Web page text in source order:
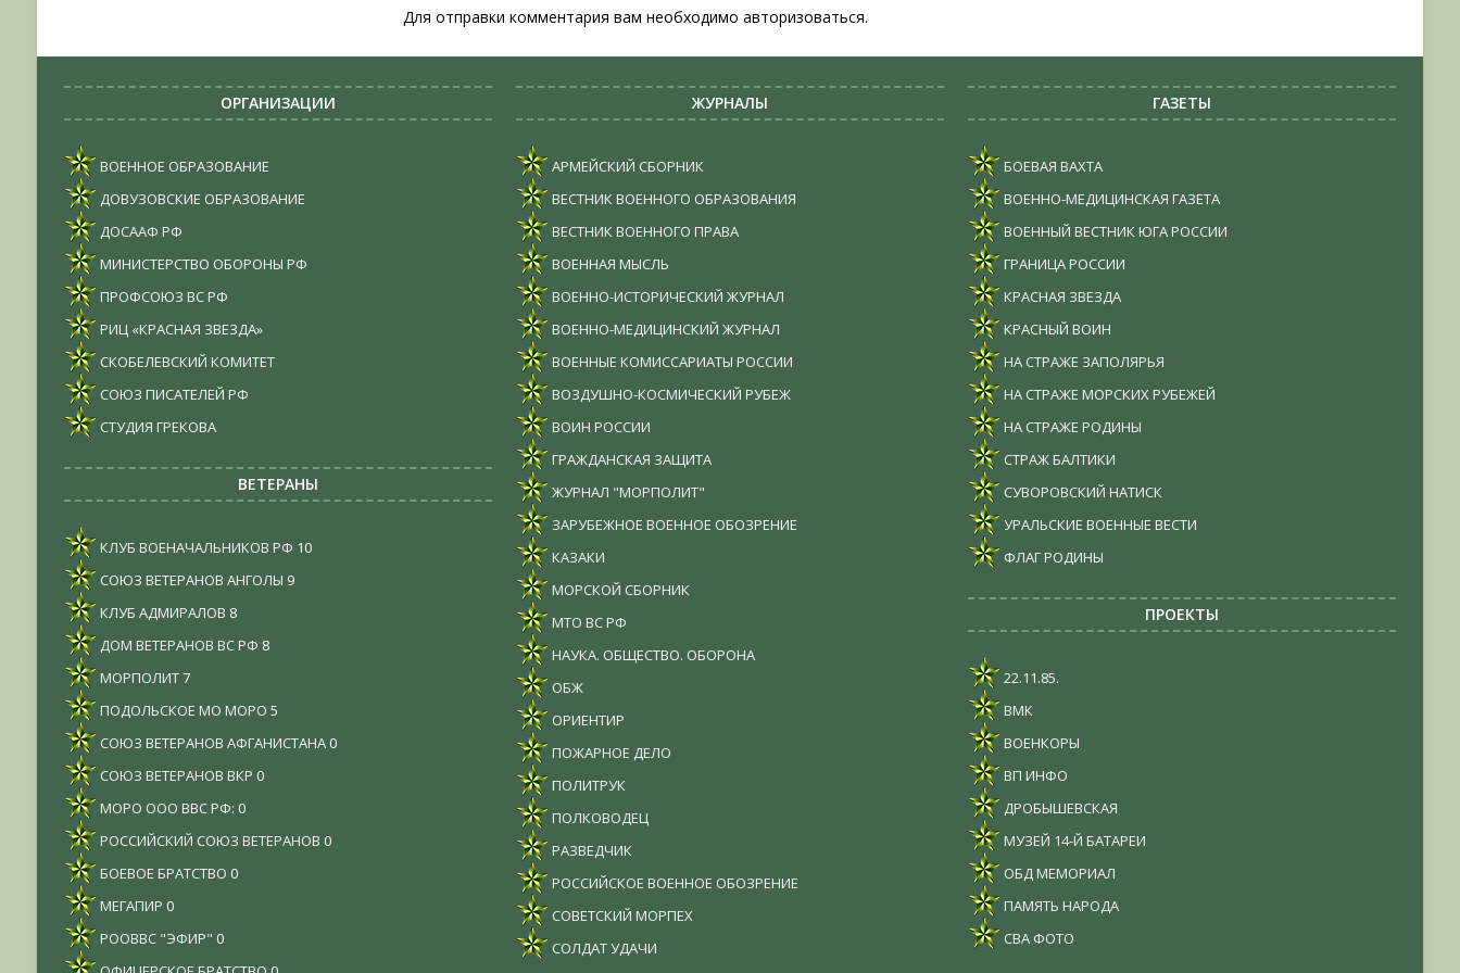
Для отправки комментария вам необходимоавторизоваться.
ОРГАНИЗАЦИИ
ВОЕННОЕ ОБРАЗОВАНИЕ
ДОВУЗОВСКИЕ ОБРАЗОВАНИЕ
ДОСААФ РФ
МИНИСТЕРСТВО ОБОРОНЫ РФ
ПРОФСОЮЗ ВС РФ
РИЦ «КРАСНАЯ ЗВЕЗДА»
СКОБЕЛЕВСКИЙ КОМИТЕТ
СОЮЗ ПИСАТЕЛЕЙ РФ
СТУДИЯ ГРЕКОВА
ВЕТЕРАНЫ
КЛУБ ВОЕНАЧАЛЬНИКОВ РФ 10
СОЮЗ ВЕТЕРАНОВ АНГОЛЫ 9
КЛУБ АДМИРАЛОВ 8
ДОМ ВЕТЕРАНОВ ВС РФ 8
МОРПОЛИТ7
ПОДОЛЬСКОЕ МО МОРО 5
СОЮЗ ВЕТЕРАНОВ АФГАНИСТАНА0
СОЮЗ ВЕТЕРАНОВ ВКР 0
МОРО ООО ВВС РФ: 0
РОССИЙСКИЙ СОЮЗ ВЕТЕРАНОВ 0
БОЕВОЕ БРАТСТВО 0
МЕГАПИР 0
РООВВС "ЭФИР" 0
ЖУРНАЛЫ
АРМЕЙСКИЙ СБОРНИК
ВЕСТНИК ВОЕННОГО ОБРАЗОВАНИЯ
ВЕСТНИК ВОЕННОГО ПРАВА
ВОЕННАЯ МЫСЛЬ
ВОЕННО-ИСТОРИЧЕСКИЙ ЖУРНАЛ
ВОЕННО-МЕДИЦИНСКИЙ ЖУРНАЛ
ВОЕННЫЕ КОМИССАРИАТЫ РОССИИ
ВОЗДУШНО-КОСМИЧЕСКИЙ РУБЕЖ
ВОИН РОССИИ
ГРАЖДАНСКАЯ ЗАЩИТА
ЖУРНАЛ "МОРПОЛИТ"
ЗАРУБЕЖНОЕ ВОЕННОЕ ОБОЗРЕНИЕ
КАЗАКИ
МОРСКОЙ СБОРНИК
МТО ВС РФ
НАУКА. ОБЩЕСТВО. ОБОРОНА
ОБЖ
ОРИЕНТИР
ПОЖАРНОЕ ДЕЛО
ПОЛИТРУК
ПОЛКОВОДЕЦ
РАЗВЕДЧИК
РОССИЙСКОЕ ВОЕННОЕ ОБОЗРЕНИЕ
СОВЕТСКИЙ МОРПЕХ
СОЛДАТ УДАЧИ
ГАЗЕТЫ
БОЕВАЯ ВАХТА
ВОЕННО-МЕДИЦИНСКАЯ ГАЗЕТА
ВОЕННЫЙ ВЕСТНИК ЮГА РОССИИ
ГРАНИЦА РОССИИ
КРАСНАЯ ЗВЕЗДА
КРАСНЫЙ ВОИН
НА СТРАЖЕ ЗАПОЛЯРЬЯ
НА СТРАЖЕ МОРСКИХ РУБЕЖЕЙ
НА СТРАЖЕ РОДИНЫ
СТРАЖ БАЛТИКИ
СУВОРОВСКИЙ НАТИСК
УРАЛЬСКИЕ ВОЕННЫЕ ВЕСТИ
ФЛАГ РОДИНЫ
ПРОЕКТЫ
22.11.85.
ВМК
ВОЕНКОРЫ
ВП ИНФО
ДРОБЫШЕВСКАЯ
МУЗЕЙ 14-Й БАТАРЕИ
ОБД МЕМОРИАЛ
ПАМЯТЬ НАРОДА
СВА ФОТО